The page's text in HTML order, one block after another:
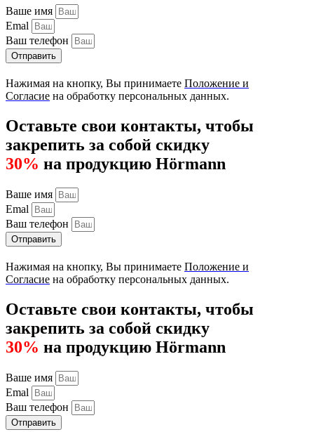
Ваше имя
Emal
Ваш телефон
Отправить
Нажимая на кнопку, Вы принимаете Положение и
Согласие на обработку персональных данных.
Оставьте свои контакты, чтобы
закрепить за собой скидку
30% на продукцию Hörmann
Ваше имя
Emal
Ваш телефон
Отправить
Нажимая на кнопку, Вы принимаете Положение и
Согласие на обработку персональных данных.
Оставьте свои контакты, чтобы
закрепить за собой скидку
30% на продукцию Hörmann
Ваше имя
Emal
Ваш телефон
Отправить